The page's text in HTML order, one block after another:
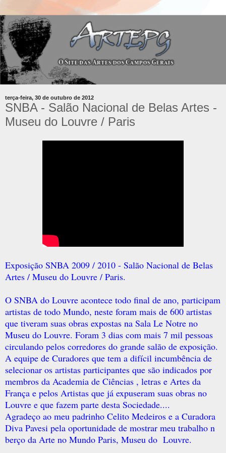
terça-feira, 30 de outubro de 2012
SNBA - Salão Nacional de Belas Artes -
Museu do Louvre / Paris
Exposição SNBA 2009 / 2010 - Salão Nacional de Belas
Artes / Museu do Louvre / Paris.
O SNBA do Louvre acontece todo final de ano, participam
artistas de todo Mundo, neste foram mais de 600 artistas
que tiveram suas obras expostas na Sala Le Notre no
Museu do Louvre. Foram 3 dias com mais 7 mil pessoas
circulando pelos corredores do grande salão de exposição.
A equipe de Curadores que tem a difícil incumbência de
selecionar os artistas participantes que são indicados por
membros da Academia de Ciências , letras e Artes da
França e pelos Artistas que já expuseram suas obras no
Louvre e que fazem parte desta Sociedade....
Agradeço ao meu padrinho Celito Medeiros e a Curadora
Diva Pavesi pela oportunidade de mostrar meu trabalho n
berço da Arte no Mundo Paris, Museu do Louvre.